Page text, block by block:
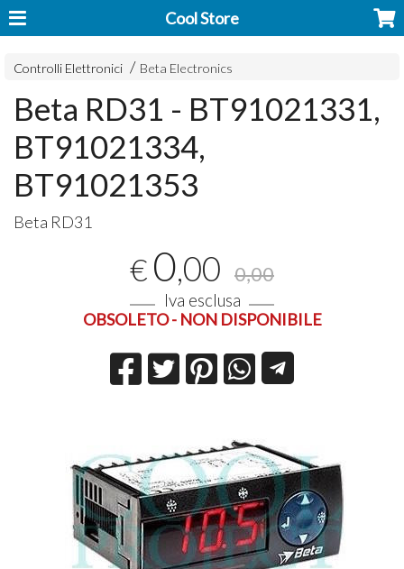
Cool Store
Controlli Elettronici Beta Electronics
Beta RD31 - BT91021331,
BT91021334,
BT91021353
Beta RD31
€0,00 0,00
Iva esclusa
OBSOLETO - NON DISPONIBILE